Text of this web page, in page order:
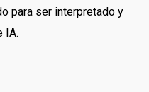
para ser interpretado y
IA.